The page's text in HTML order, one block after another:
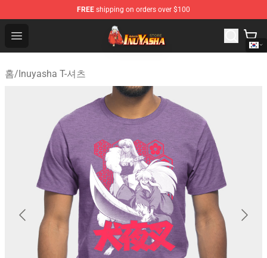
FREE shipping on orders over $100
Open menu
Inuyasha Store - Official Inuyasha Merchandise Shop
홈/Inuyasha T-셔츠